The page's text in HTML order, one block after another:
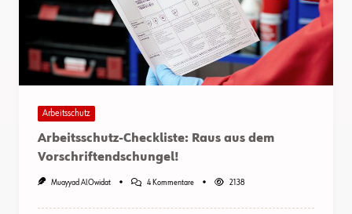
Arbeitsschutz
Arbeitsschutz-Checkliste: Raus aus dem
Vorschriftendschungel!
Muayyad AlOwidat 4 KommentareZu
2138